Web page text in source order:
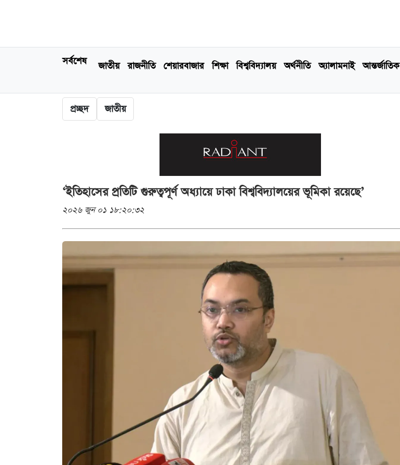
সর্বশেষ জাতীয় রাজনীতি শেয়ারবাজার শিক্ষা বিশ্ববিদ্যালয় অর্থনীতি অ্যালামনাই আন্তর্জাতিক
প্রচ্ছদ জাতীয়
‘ইতিহাসের প্রতিটি গুরুত্বপূর্ণ অধ্যায়ে ঢাকা বিশ্ববিদ্যালয়ের ভূমিকা রয়েছে’
২০২৬ জুন ০১ ১৮:২০:৩২